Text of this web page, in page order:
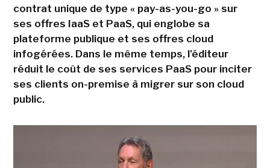
contrat unique de type « pay-as-you-go » sur
ses offres IaaS et PaaS, qui englobe sa
plateforme publique et ses offres cloud
infogérées. Dans le même temps, l'éditeur
réduit le coût de ses services PaaS pour inciter
ses clients on-premise à migrer sur son cloud
public.